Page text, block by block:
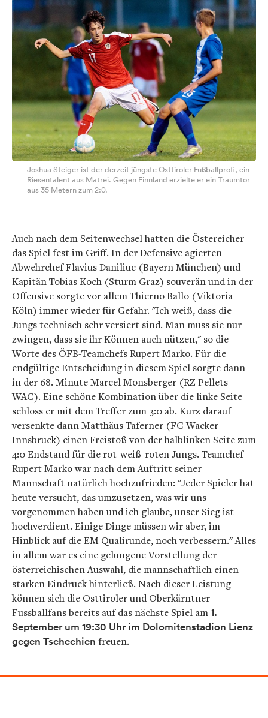
Joshua Steiger ist der derzeit jüngste Osttiroler Fußballprofi, ein
Riesentalent aus Matrei. Gegen Finnland erzielte er ein Traumtor
aus 35 Metern zum 2:0.
Auch nach dem Seitenwechsel hatten die Östereicher
das Spiel fest im Griff. In der Defensive agierten
Abwehrchef Flavius Daniliuc (Bayern München) und
Kapitän Tobias Koch (Sturm Graz) souverän und in der
Offensive sorgte vor allem Thierno Ballo (Viktoria
Köln) immer wieder für Gefahr. "Ich weiß, dass die
Jungs technisch sehr versiert sind. Man muss sie nur
zwingen, dass sie ihr Können auch nützen," so die
Worte des ÖFB-Teamchefs Rupert Marko. Für die
endgültige Entscheidung in diesem Spiel sorgte dann
in der 68. Minute Marcel Monsberger (RZ Pellets
WAC). Eine schöne Kombination über die linke Seite
schloss er mit dem Treffer zum 3:0 ab. Kurz darauf
versenkte dann Matthäus Taferner (FC Wacker
Innsbruck) einen Freistoß von der halblinken Seite zum
4:0 Endstand für die rot-weiß-roten Jungs. Teamchef
Rupert Marko war nach dem Auftritt seiner
Mannschaft natürlich hochzufrieden: "Jeder Spieler hat
heute versucht, das umzusetzen, was wir uns
vorgenommen haben und ich glaube, unser Sieg ist
hochverdient. Einige Dinge müssen wir aber, im
Hinblick auf die EM Qualirunde, noch verbessern." Alles
in allem war es eine gelungene Vorstellung der
österreichischen Auswahl, die mannschaftlich einen
starken Eindruck hinterließ. Nach dieser Leistung
können sich die Osttiroler und Oberkärntner
Fussballfans bereits auf das nächste Spiel am1.
September um 19:30 Uhr im Dolomitenstadion Lienz
gegen Tschechien freuen.